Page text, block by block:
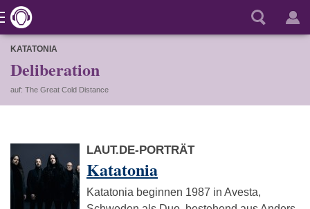
KATATONIA
Deliberation
auf: The Great Cold Distance
LAUT.DE-PORTRÄT
Katatonia
Katatonia beginnen 1987 in Avesta,